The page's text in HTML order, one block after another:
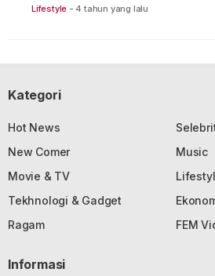
Lifestyle - 4 tahun yang lalu
Kategori
Hot News
New Comer
Music
Movie & TV
Tekhnologi & Gadget
Ragam
FEM
Informasi